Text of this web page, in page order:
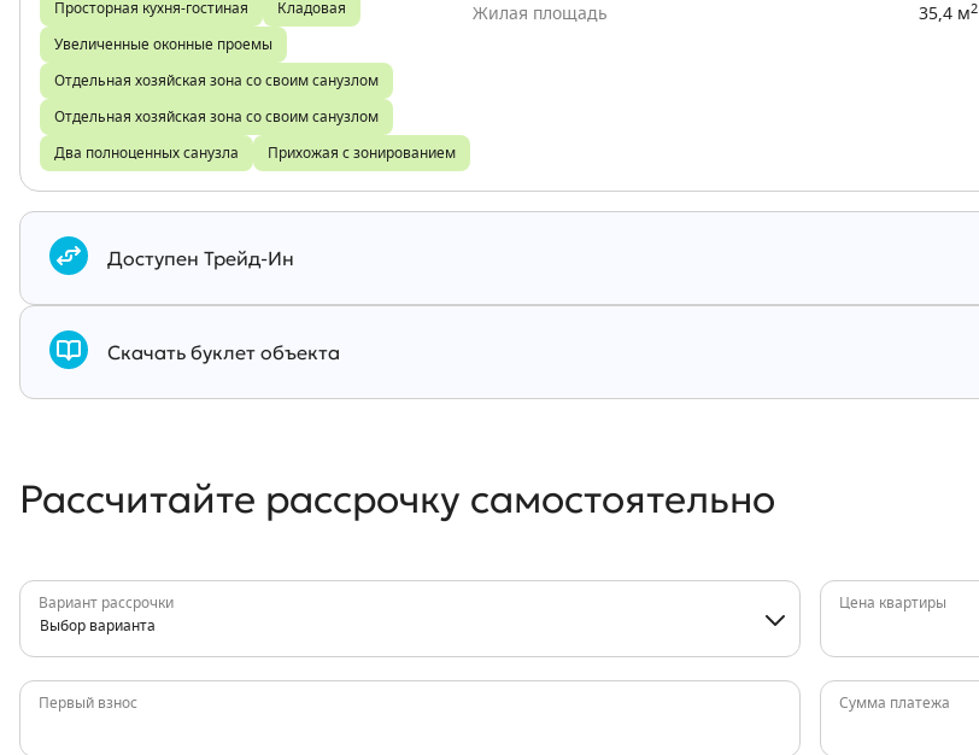
Просторная кухня-гостиная Кладовая
Увеличенные оконные проемы
Отдельная хозяйская зона со своим санузлом
Отдельная хозяйская зона со своим санузлом
Два полноценных санузла Прихожая с зонированием
Жилая площадь 35,4 м2
Документы
Доступен Трейд-Ин
Скачать буклет объекта
Рассчитайте рассрочку самостоятельно
Вариант рассрочки
Выбор варианта
Цена квартиры
Первый взнос Сумма платежа